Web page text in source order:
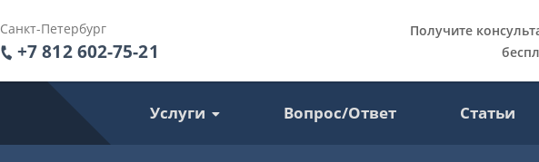
Санкт-Петербург
+7 812 602-75-21
Получите
Услуги Вопрос/Ответ Статьи